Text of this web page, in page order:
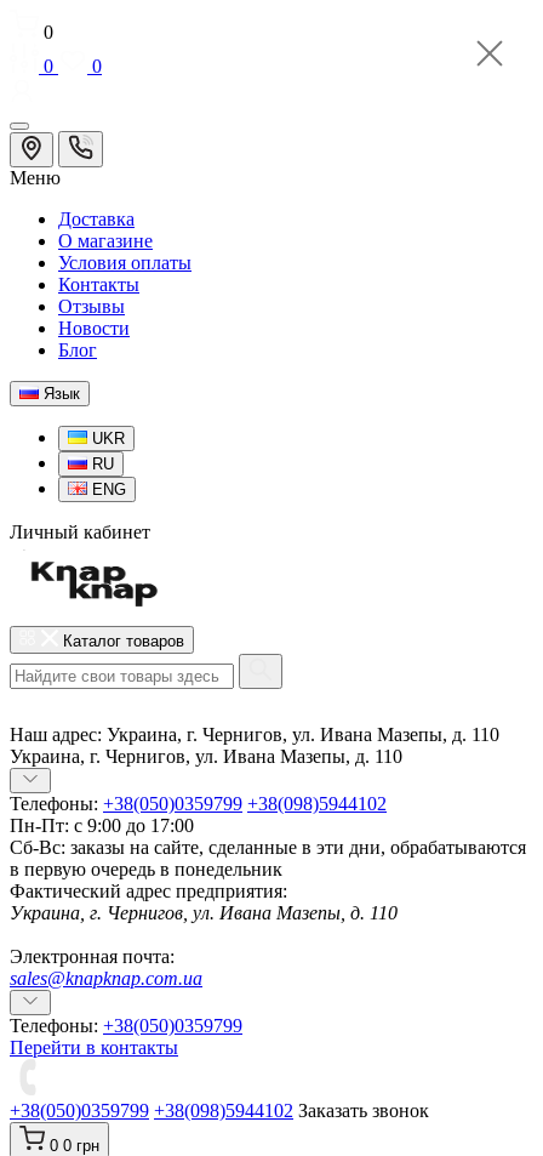
0
0
0
Меню
Доставка
О магазине
Условия оплаты
Контакты
Отзывы
Новости
Блог
Язык
UKR
RU
ENG
Личный кабинет
Каталог товаров
Наш адрес: Украина, г. Чернигов, ул. Ивана Мазепы, д. 110
Украина, г. Чернигов, ул. Ивана Мазепы, д. 110
Телефоны: +38(050)0359799 +38(098)5944102
Пн-Пт: с 9:00 до 17:00
Сб-Вс: заказы на сайте, сделанные в эти дни, обрабатываются
в первую очередь в понедельник
Фактический адрес предприятия:
Украина, г. Чернигов, ул. Ивана Мазепы, д. 110
Электронная почта:
sales@knapknap.com.ua
Телефоны: +38(050)0359799
Перейти в контакты
+38(050)0359799 +38(098)5944102 Заказать звонок
0 0 грн